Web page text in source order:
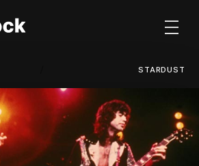
STARDUST